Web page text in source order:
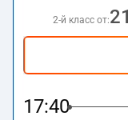
2-й класс от:21
17:40